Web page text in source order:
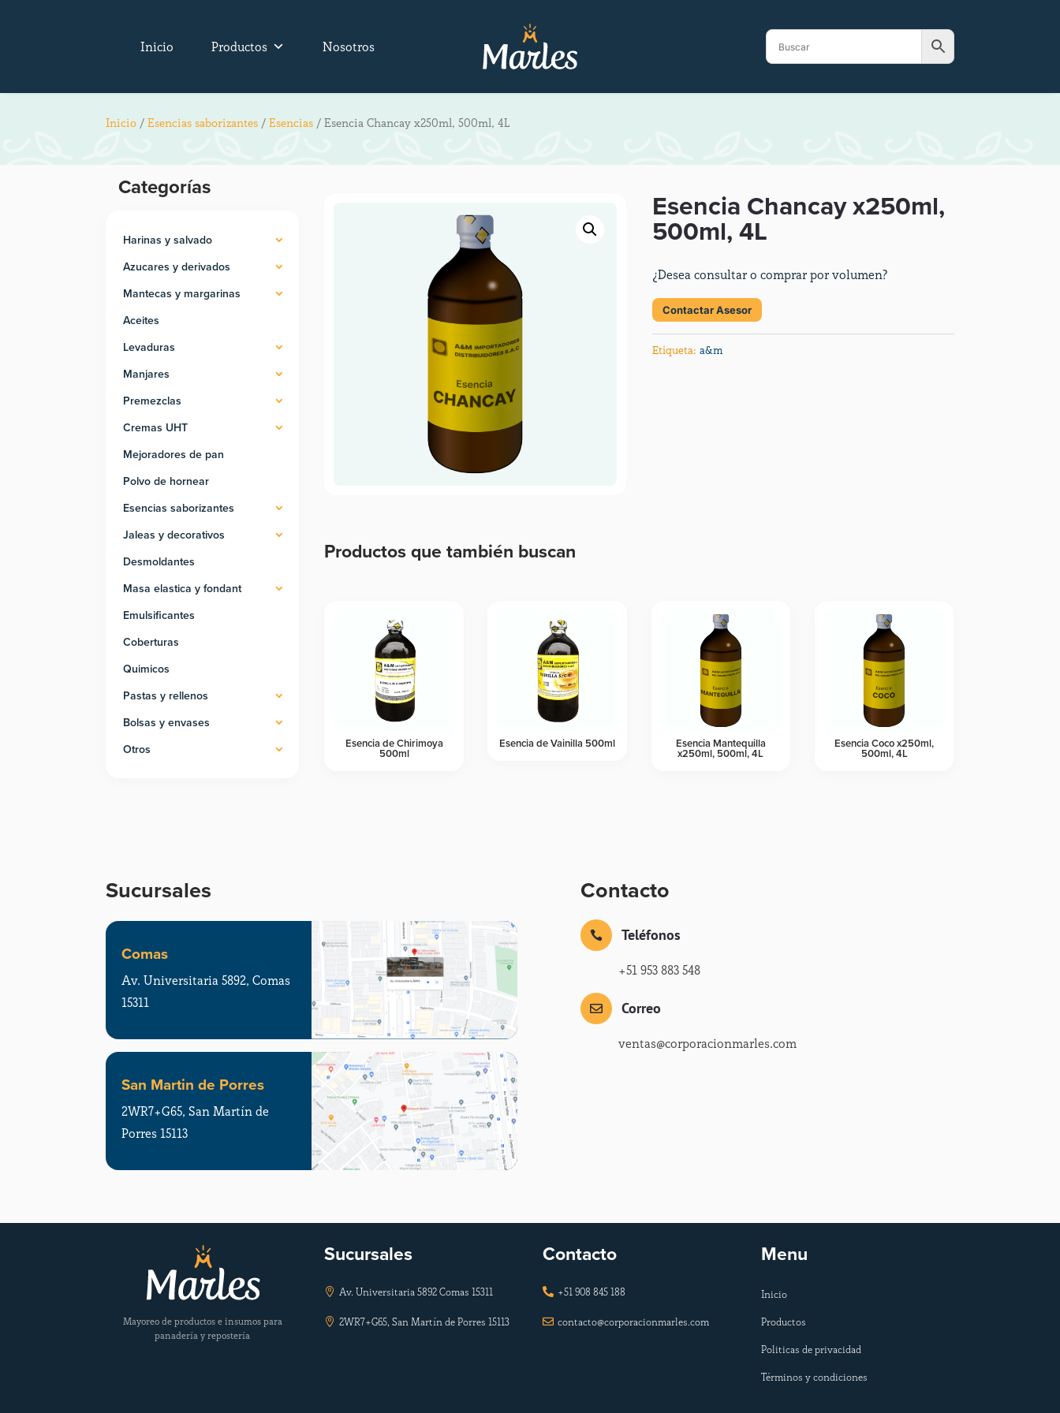
Inicio Productos Nosotros
Inicio /Esencias saborizantes /Esencias / Esencia Chancay x250ml, 500ml, 4L
Categorías
Harinas y salvado
Azucares y derivados
Mantecas y margarinas
Aceites
Levaduras
Manjares
Premezclas
Cremas UHT
Mejoradores de pan
Polvo de hornear
Esencias saborizantes
Jaleas y decorativos
Desmoldantes
Masa elastica y fondant
Emulsificantes
Coberturas
Quimicos
Pastas y rellenos
Bolsas y envases
Otros
Esencia Chancay x250ml,
500ml, 4L
¿Desea consultar o comprar por volumen?
Contactar Asesor
Etiqueta: a&m
Productos que también buscan
Esencia de Chirimoya
500ml
Esencia de Vainilla 500ml Esencia Mantequilla
x250ml, 500ml, 4L
Esencia Coco x250ml,
500ml, 4L
Sucursales
Comas
Av. Universitaria 5892, Comas
15311
San Martin de Porres
2WR7+G65, San Martín de
Porres 15113
Contacto
 Teléfonos
+51 953 883 548
 Correo
ventas@corporacionmarles.com
Mayoreo de productos e insumos para
panadería y repostería
Sucursales
 Av. Universitaria 5892 Comas 15311
 2WR7+G65, San Martín de Porres 15113
Contacto
 +51 908 845 188
 contacto@corporacionmarles.com
Menu
Inicio
Productos
Politicas de privacidad
Términos y condiciones